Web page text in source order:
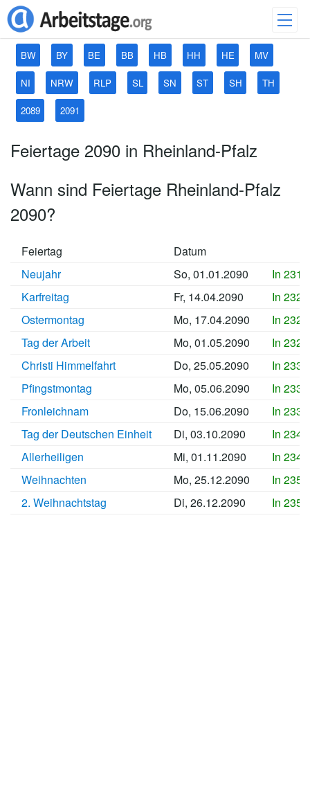
BW BY BE BB HB HH HE MV
NI NRW RLP SL SN ST SH TH
2089 2091
Feiertage 2090 in Rheinland-Pfalz
Wann sind Feiertage Rheinland-Pfalz
2090?
Feiertag
Datum
Neujahr
So, 01.01.2090
In
Karfreitag
Fr, 14.04.2090
In
Ostermontag
Mo, 17.04.2090
In
Tag der Arbeit
Mo, 01.05.2090
In
Christi Himmelfahrt
Do, 25.05.2090
In
Pfingstmontag
Mo, 05.06.2090
In
Fronleichnam
Do, 15.06.2090
In
Tag der Deutschen Einheit
Di, 03.10.2090
In
Allerheiligen
Mi, 01.11.2090
In
Weihnachten
Mo, 25.12.2090
In
2. Weihnachtstag
Di, 26.12.2090 In